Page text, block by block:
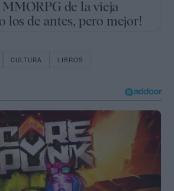
de la vieja
los de antes, pero mejor!
CULTURA LIBROS